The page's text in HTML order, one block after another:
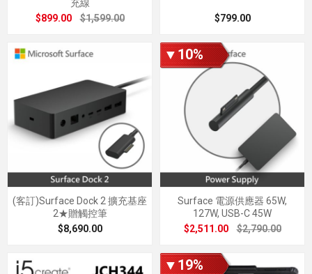
充線
$899.00
$1,599.00 $799.00
(客訂)Surface Dock 2 擴充基座
2★贈觸控筆
$8,690.00
▼10%
Surface 電源供應器 65W,
127W, USB-C 45W
$2,511.00
$2,790.00
▼19%